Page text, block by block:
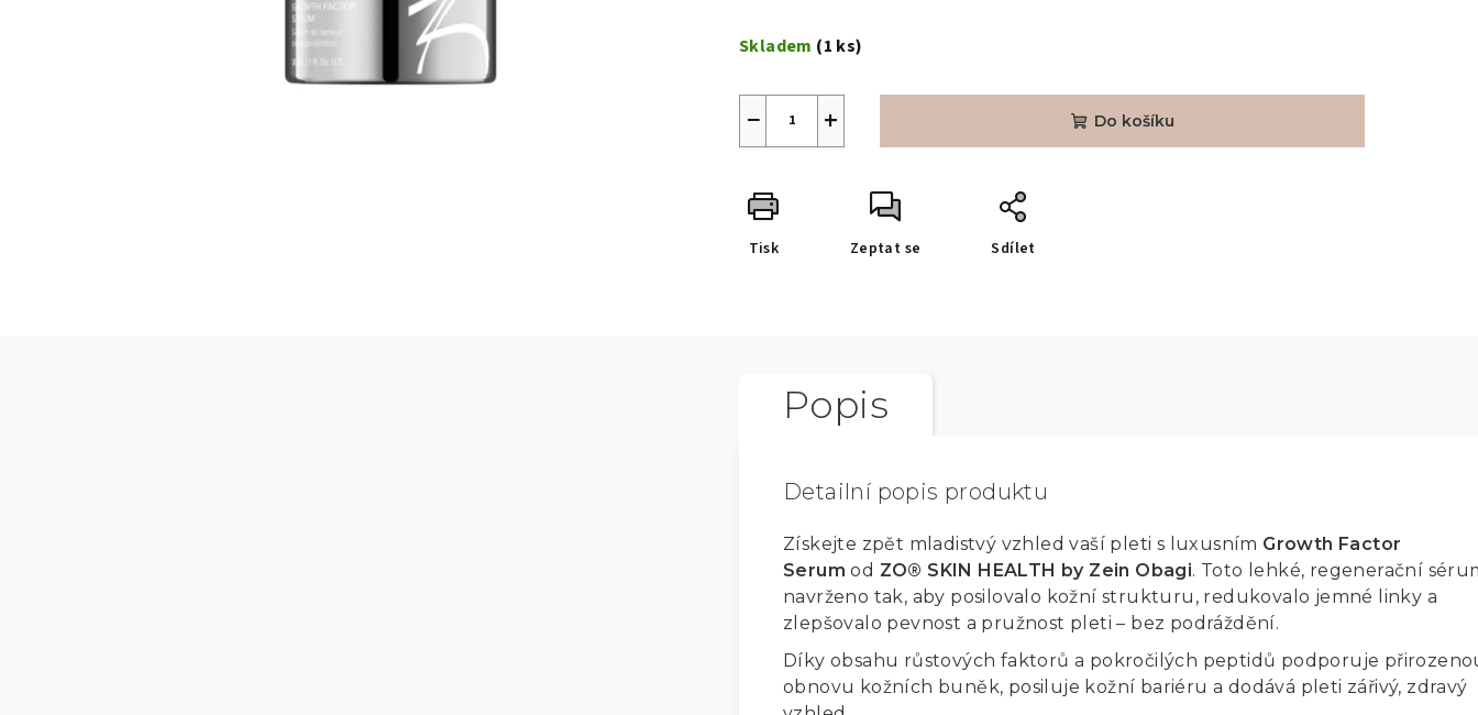
Skladem (1 ks)
+
− Do košíku
Tisk Zeptat se Sdílet
Popis
Detailní popis produktu
Získejte zpět mladistvý vzhled vaší pleti s luxusním Growth Factor
Serum od ZO® SKIN HEALTH by Zein Obagi. Toto lehké, regenerační
navrženo tak, aby posilovalo kožní strukturu, redukovalo jemné linky a
zlepšovalo pevnost a pružnost pleti – bez podráždění.
Díky obsahu růstových faktorů a pokročilých peptidů podporuje
obnovu kožních buněk, posiluje kožní bariéru a dodává pleti zářivý, zdravý